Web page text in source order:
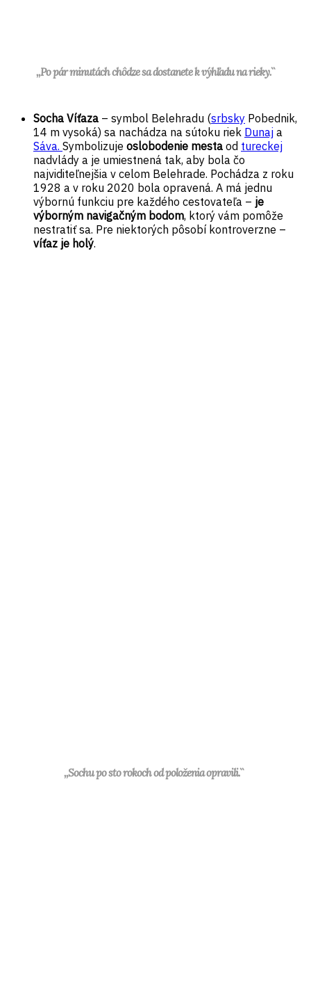
,,Po pár minutách chôdze sa dostanete k výhľadu na rieky.``
Socha Víťaza – symbol Belehradu (srbsky Pobednik,
14 m vysoká) sa nachádza na sútoku riek Dunaj a
Sáva. Symbolizuje oslobodenie mesta od tureckej
nadvlády a je umiestnená tak, aby bola čo
najviditeľnejšia v celom Belehrade. Pochádza z roku
1928 a v roku 2020 bola opravená. A má jednu
výbornú funkciu pre každého cestovateľa – je
výborným navigačným bodom, ktorý vám pomôže
nestratiť sa. Pre niektorých pôsobí kontroverzne –
víťaz je holý.
,,Sochu po sto rokoch od položenia opravili.``